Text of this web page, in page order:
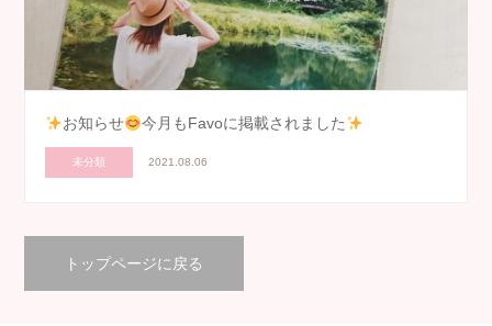
お知らせ 今月もFavoに掲載されました
未分類 2021.08.06
トップページに戻る